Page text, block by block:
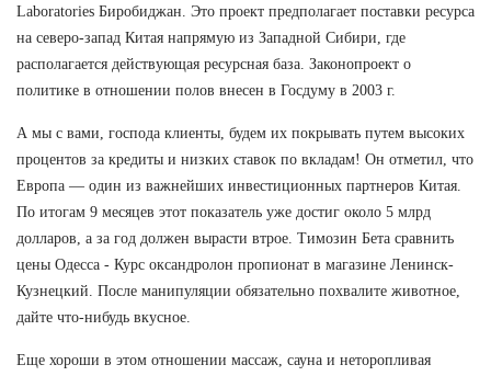
Laboratories Биробиджан. Это проект предполагает поставки ресурса
на северо-запад Китая напрямую из Западной Сибири, где
располагается действующая ресурсная база. Законопроект о
политике в отношении полов внесен в Госдуму в 2003 г.
А мы с вами, господа клиенты, будем их покрывать путем высоких
процентов за кредиты и низких ставок по вкладам! Он отметил, что
Европа — один из важнейших инвестиционных партнеров Китая.
По итогам 9 месяцев этот показатель уже достиг около 5 млрд
долларов, а за год должен вырасти втрое. Tимозин Бета сравнить
цены Одесса - Курс оксандролон пропионат в магазине Ленинск-
Кузнецкий. После манипуляции обязательно похвалите животное,
дайте что-нибудь вкусное.
Еще хороши в этом отношении массаж, сауна и неторопливая